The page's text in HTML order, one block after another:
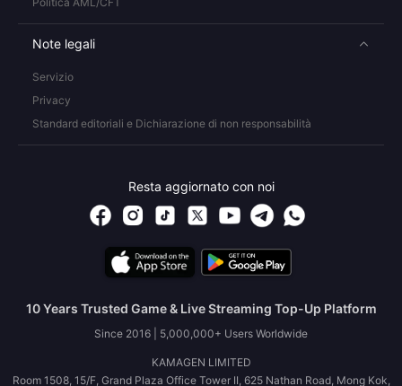
Note legali
Servizio
Privacy
Standard editoriali e Dichiarazione di non responsabilità
Resta aggiornato con noi
10 Years Trusted Game & Live Streaming Top-Up Platform
Since 2016 | 5,000,000+ Users Worldwide
KAMAGEN LIMITED
Room 1508, 15/F, Grand Plaza Office Tower II, 625 Nathan Road, Mong Kok,